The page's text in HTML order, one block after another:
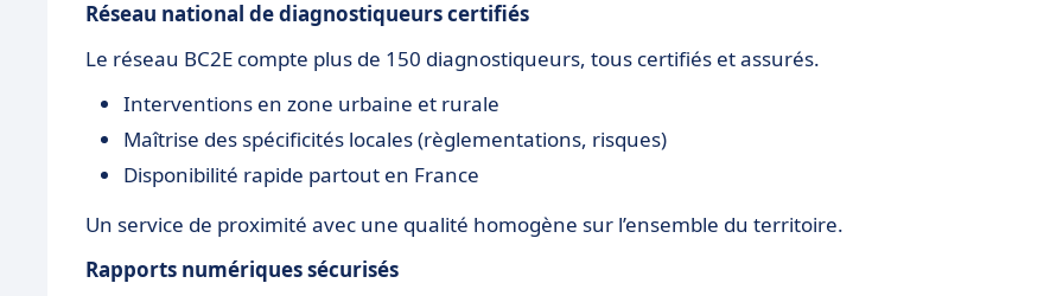
Réseau national de diagnostiqueurs certifiés
Le réseau BC2E compte plus de 150 diagnostiqueurs, tous certifiés et assurés.
Interventions en zone urbaine et rurale
Maîtrise des spécificités locales (règlementations, risques)
Disponibilité rapide partout en France
Un service de proximité avec une qualité homogène sur l’ensemble du territoire.
Rapports numériques sécurisés